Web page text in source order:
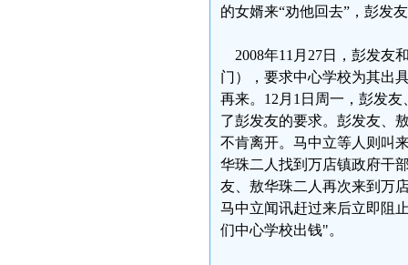
的女婿来“劝他回去”，彭发
2008年11月27日，彭发友
门），要求中心学校为其出
再来。12月1日周一，彭发
了彭发友的要求。彭发友、
不肯离开。马中立等人则叫
华珠二人找到万店镇政府干
友、敖华珠二人再次来到万
马中立闻讯赶过来后立即阻
们中心学校出钱"。